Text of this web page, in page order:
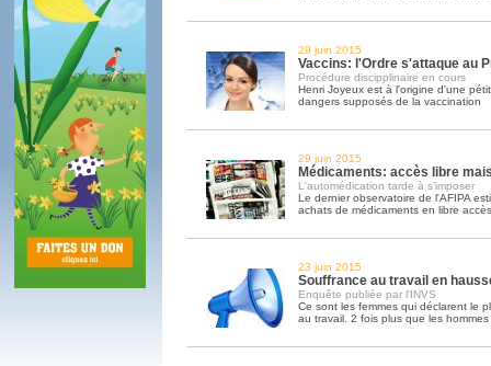
29 juin 2015
Vaccins: l'Ordre s'attaque au
Procédure discipplinaire en cours
Henri Joyeux est à l'origine d'une
dangers supposés de la vaccination
29 juin 2015
Médicaments: accès libre
L'automédication tarde à s'imposer
Le dernier observatoire de l'AFIPA
achats de médicaments en libre accès
23 juin 2015
Souffrance au travail en
Enquête publiée par l'INVS
Ce sont les femmes qui déclarent le
au travail. 2 fois plus que les hommes